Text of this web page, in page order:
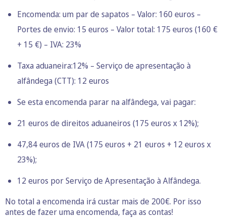
Encomenda: um par de sapatos – Valor: 160 euros –
Portes de envio: 15 euros – Valor total: 175 euros (160 €
+ 15 €) – IVA: 23%
Taxa aduaneira:12% – Serviço de apresentação à
alfândega (CTT): 12 euros
Se esta encomenda parar na alfândega, vai pagar:
21 euros de direitos aduaneiros (175 euros x 12%);
47,84 euros de IVA (175 euros + 21 euros + 12 euros x
23%);
12 euros por Serviço de Apresentação à Alfândega.
No total a encomenda irá custar mais de 200€. Por isso
antes de fazer uma encomenda, faça as contas!